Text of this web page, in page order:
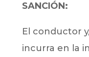
SANCIÓN:
El conductor
incurra en la